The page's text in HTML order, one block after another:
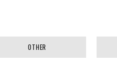
OTHER